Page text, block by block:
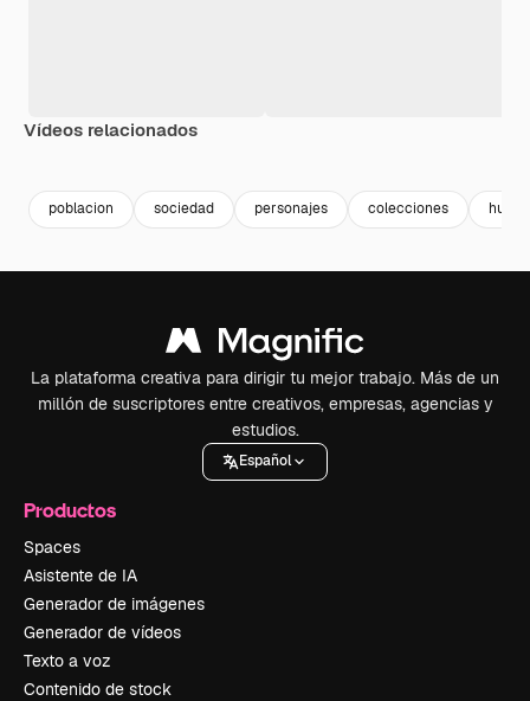
Vídeos relacionados
poblacion sociedad personajes colecciones
La plataforma creativa para dirigir tu mejor trabajo. Más de un
millón de suscriptores entre creativos, empresas, agencias y
estudios.
Español
Productos
Spaces
Asistente de IA
Generador de imágenes
Generador de vídeos
Texto a voz
Contenido de stock